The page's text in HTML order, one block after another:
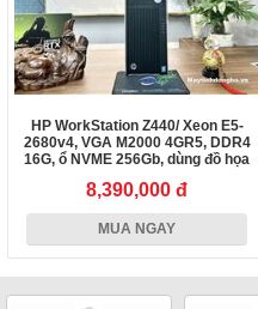
HP WorkStation Z440/ Xeon E5-
2680v4, VGA M2000 4GR5, DDR4
16G, ổ NVME 256Gb, dùng đồ họa
8,390,000 đ
MUA NGAY